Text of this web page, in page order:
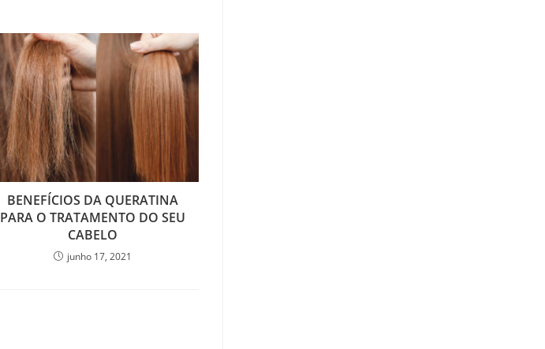
BENEFÍCIOS DA QUERATINA
PARA O TRATAMENTO DO SEU
CABELO
junho 17, 2021